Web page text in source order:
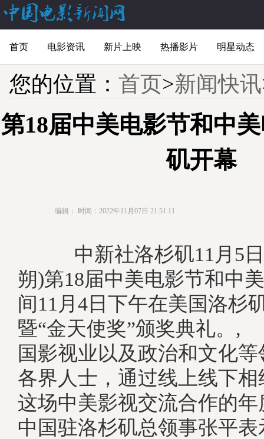
首页 电影资讯 新片上映 热播影片 明星动态
您的位置： 首页>新闻快讯
第18届中美电影节和中
矶开幕
编辑： 时间：2022年11月07日 21:51:11
中新社洛杉矶11月5日
朔)第18届中美电影节和中
间11月4日下午在美国洛杉
暨“金天使奖”颁奖典礼
国影视业以及政治和文化
各界人士，通过线上线下
这场中美影视交流合作
中国驻洛杉矶总领事张平表